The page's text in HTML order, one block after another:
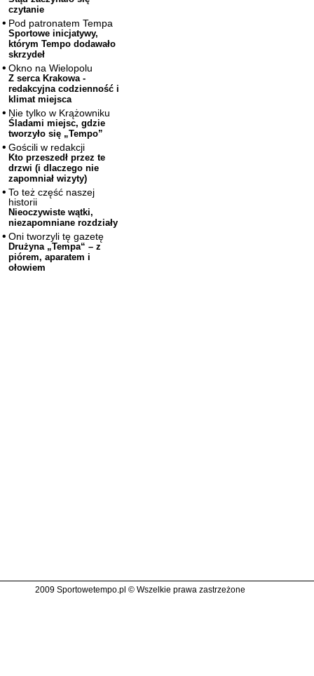
czytanie
Pod patronatem Tempa
Sportowe inicjatywy,
którym Tempo dodawało
skrzydeł
Okno na Wielopolu
Z serca Krakowa -
redakcyjna codzienność i
klimat miejsca
Nie tylko w Krążowniku
Śladami miejsc, gdzie
tworzyło się „Tempo”
Gościli w redakcji
Kto przeszedł przez te
drzwi (i dlaczego nie
zapomniał wizyty)
To też część naszej
historii
Nieoczywiste wątki,
niezapomniane rozdziały
Oni tworzyli tę gazetę
Drużyna „Tempa“ – z
piórem, aparatem i
ołowiem
2009 Sportowetempo.pl © Wszelkie prawa zastrzeżone